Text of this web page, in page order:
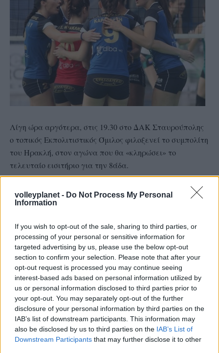
volleyplanet - Do Not Process My Personal
Information
If you wish to opt-out of the sale, sharing to third parties, or
processing of your personal or sensitive information for
targeted advertising by us, please use the below opt-out
section to confirm your selection. Please note that after your
opt-out request is processed you may continue seeing
interest-based ads based on personal information utilized by
us or personal information disclosed to third parties prior to
your opt-out. You may separately opt-out of the further
disclosure of your personal information by third parties on the
IAB’s list of downstream participants. This information may
also be disclosed by us to third parties on the IAB’s List of
Downstream Participants that may further disclose it to other
Λίγη ώρα αργότερα, στις 19.30 στο ΔΑΚ Σταυρούπολης
ο τοπικός Εκπολιτιστικός Όμιλος φιλοξενεί το συμπολίτη
του Ηρακλή, στον αγώνα που θα «κληρώσει» το
τελευταίο εισιτήριο για την 8άδα.
Με τις δύο ομάδες να τις χωρίζει μία ολόκληρη
κατηγορία, ο «Γηραίος», μολονότι φέτος δεν έχει
φαβορί απέναντι στην 4η ομάδα του Γ’ ομίλου της Α2,
καθώς για την ουραγό ομάδα του Γιάννη Ορφανού, το
Κύπελλο αποτελεί τη μοναδική αιτία για… χαμόγελα!
TAGS
#ΑΡΗΣ
#Ε.Ο ΣΤΑΥΡΟΥΠΟΛΗΣ
#ΦΙΛΑΘΛΗΤΙΚΟΣ -ΛΑΡΙΣΑΪΚΟΣ